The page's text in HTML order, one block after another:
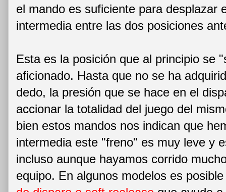
el mando es suficiente para desplazar
intermedia entre las dos posiciones
Esta es la posición que al principio se
aficionado. Hasta que no se ha
dedo, la presión que se hace en el
accionar la totalidad del juego del
bien estos mandos nos indican que
intermedia este "freno" es muy leve y
incluso aunque hayamos corrido
equipo. En algunos modelos es